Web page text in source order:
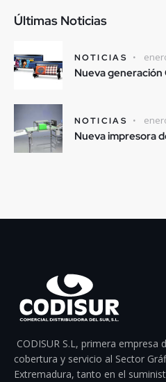
Últimas Noticias
NOTICIAS
Nueva generación
NOTICIAS
Nueva impresora
CODISUR S.L, primera empresa
cobertura y servicio al Sector
Extremadura, tanto en el